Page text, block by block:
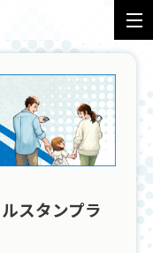
事例
料金
ロゴ規定
スタンプラ